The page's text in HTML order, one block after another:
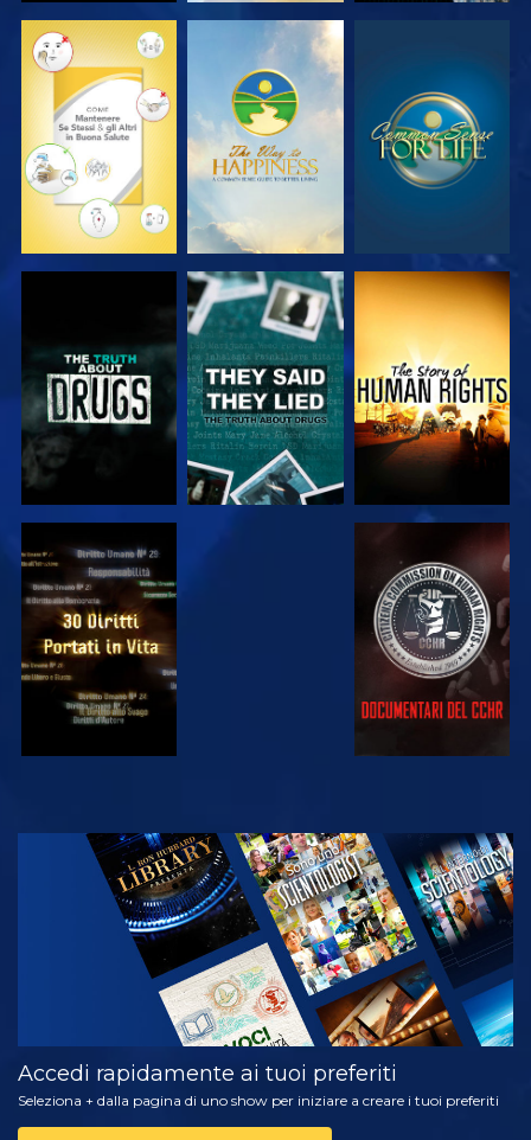
GUARDA GUARDA GUARDA
GUARDA GUARDA
GUARDA GUARDA
GUARDA
ESPLORA LE
SERIE
Accedi rapidamente ai tuoi preferiti
Seleziona + dalla pagina di uno show per iniziare a creare i tuoi preferiti